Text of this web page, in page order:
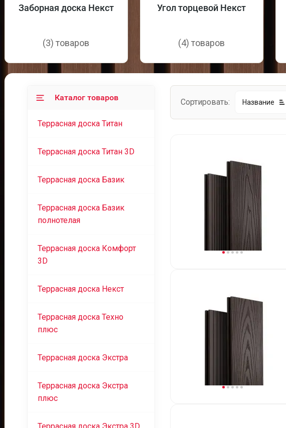
Заборная доска Некст
(3) товаров
Угол торцевой Некст
(4) товаров
Сортировать: Название
Каталог товаров
Террасная доска Титан
Террасная доска Титан 3D
Террасная доска Базик
Террасная доска Базик
полнотелая
Террасная доска Комфорт
3D
Террасная доска Некст
Террасная доска Техно
плюс
Террасная доска Экстра
Террасная доска Экстра
плюс